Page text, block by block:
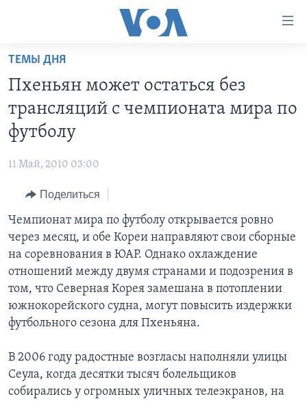
Перейти
основной
контент
Перейти
основной
Перейти
поиск
АМЕРИКА
ИТОГИ
ПОЧЕМУ ЭТО ВАЖНО?
ДИСКУССИЯ VOA
НЬЮ-ЙОРК NEW YORK
АМЕРИКА. БОЛЬШОЕ ПУТЕШЕСТВИЕ
ПРОЕКТЫ
НАША АМЕРИКАНСКАЯ ИСТОРИЯ
А КАК В АМЕРИКЕ?
АРТЕФАКТЫ
АМЕРИКАНСКИЕ ГОРОДКИ
ТЕСТЫ
ИНТЕРВЬЮ
ФАКТЫ ПРОТИВ ФЕЙКОВ
ЗА СВОБОДУ ПРЕССЫ
УЧИМ АНГЛИЙСКИЙ
ВИДЕО
ПОДПИСКА НА НОВОСТИ
Learning English
СОЦИАЛЬНЫЕ СЕТИ
ТЕМЫ ДНЯ
Пхеньян может остаться без
трансляций с чемпионата мира по
футболу
11 Май, 2010 03:00
Поделиться
Чемпионат мира по футболу открывается ровно
через месяц, и обе Кореи направляют свои сборные
на соревнования в ЮАР. Однако охлаждение
отношений между двумя странами и подозрения в
том, что Северная Корея замешана в потоплении
южнокорейского судна, могут повысить издержки
футбольного сезона для Пхеньяна.
В 2006 году радостные возгласы наполняли улицы
Сеула, когда десятки тысяч болельщиков
собирались у огромных уличных телеэкранов, на